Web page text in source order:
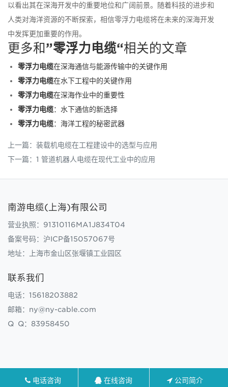
以看出其在深海开发中的重要地位和广阔前景。随着科技的进步和
人类对海洋资源的不断探索，相信零浮力电缆将在未来的深海开发
中发挥更加重要的作用。
更多和”零浮力电缆“相关的文章
零浮力电缆在深海通信与能源传输中的关键作用
零浮力电缆在水下工程中的关键作用
零浮力电缆在深海作业中的重要性
零浮力电缆：水下通信的新选择
零浮力电缆：海洋工程的秘密武器
上一篇： 装载机电缆在工程建设中的选型与应用
下一篇： 1 管道机器人电缆在现代工业中的应用
南游电缆(上海)有限公司
营业执照：91310116MA1J834T04
备案号码： 沪ICP备15057067号
地址：上海市金山区张堰镇工业园区
联系我们
电话：15618203882
邮箱：ny@ny-cable.com
Q Q：83958450
电话咨询 在线咨询 公司简介